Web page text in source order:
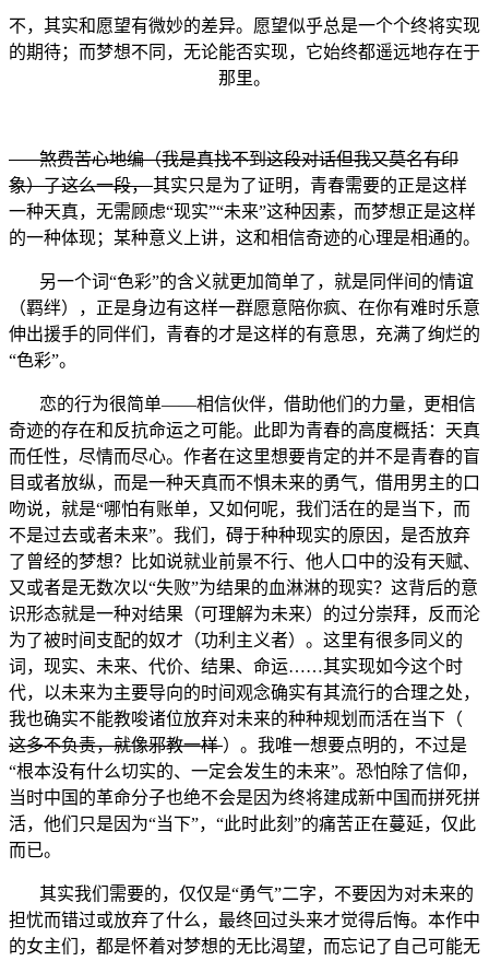
不，其实和愿望有微妙的差异。愿望似乎总是一个个终将实现
的期待；而梦想不同，无论能否实现，它始终都遥远地存在于
那里。
煞费苦心地编（我是真找不到这段对话但我又莫名有印
象）了这么一段，其实只是为了证明，青春需要的正是这样
一种天真，无需顾虑“现实”“未来”这种因素，而梦想正是这样
的一种体现；某种意义上讲，这和相信奇迹的心理是相通的。
另一个词“色彩”的含义就更加简单了，就是同伴间的情谊
（羁绊），正是身边有这样一群愿意陪你疯、在你有难时乐意
伸出援手的同伴们，青春的才是这样的有意思，充满了绚烂的
“色彩”。
恋的行为很简单——相信伙伴，借助他们的力量，更相信
奇迹的存在和反抗命运之可能。此即为青春的高度概括：天真
而任性，尽情而尽心。作者在这里想要肯定的并不是青春的盲
目或者放纵，而是一种天真而不惧未来的勇气，借用男主的口
吻说，就是“哪怕有账单，又如何呢，我们活在的是当下，而
不是过去或者未来”。我们，碍于种种现实的原因，是否放弃
了曾经的梦想？比如说就业前景不行、他人口中的没有天赋、
又或者是无数次以“失败”为结果的血淋淋的现实？这背后的意
识形态就是一种对结果（可理解为未来）的过分崇拜，反而沦
为了被时间支配的奴才（功利主义者）。这里有很多同义的
词，现实、未来、代价、结果、命运……其实现如今这个时
代，以未来为主要导向的时间观念确实有其流行的合理之处，
我也确实不能教唆诸位放弃对未来的种种规划而活在当下（
这多不负责，就像邪教一样）。我唯一想要点明的，不过是
“根本没有什么切实的、一定会发生的未来”。恐怕除了信仰，
当时中国的革命分子也绝不会是因为终将建成新中国而拼死拼
活，他们只是因为“当下”，“此时此刻”的痛苦正在蔓延，仅此
而已。
其实我们需要的，仅仅是“勇气”二字，不要因为对未来的
担忧而错过或放弃了什么，最终回过头来才觉得后悔。本作中
的女主们，都是怀着对梦想的无比渴望，而忘记了自己可能无